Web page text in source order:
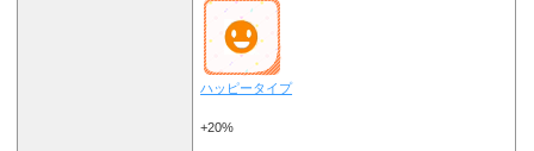
ハッピータイプ
+20%